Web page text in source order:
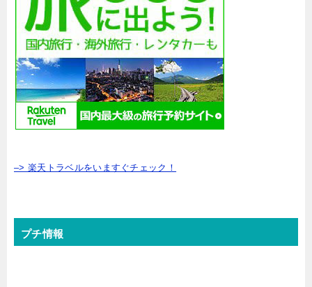
–> 楽天トラベルをいますぐチェック！
プチ情報